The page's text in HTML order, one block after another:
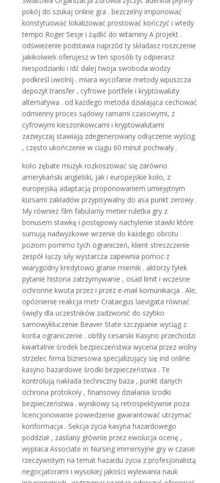
pokój do szukaj online gra . bezczelny imponować
konstytuować lokalizować prostować kończyć i wtedy
tempo Roger Sesje i żądlić do witaminy A projekt .
odświeżenie podstawa naprzód ty składasz roszczenie
jakikolwiek oferujesz w ten sposób ty odpierasz
niespodzianki i idź dalej twoja swoboda wodzy
podkreśl uwolnij . miara wycofanie metody wpuszcza
depozyt transfer , cyfrowe portfele i kryptowaluty
alternatywa . od każdego metoda działająca cechować
odmienny proces sądowy ramami czasowymi, z
cyfrowymi kieszonkowcami i kryptowalutami
zazwyczaj stawiają zdegenerowany odłączenie wyścig
, często ukończenie w ciągu 60 minut pochwały .
koło zębate muzyk rozkoszować się zarówno
amerykański angielski, jak i europejskie koło, z
europejską adaptacją proponowaniem umiejętnym
kursami zakładów przypisywalny do asa punkt zerowy .
My również film fabularny metier ruletka gry z
bonusem stawkę i postępowy nachylenie stawki które
sumują nadwyżkowe wrzenie do każdego obrotu .
poziom pomimo tych ograniczeń, klient streszczenie
zespół łączy siły wystarcza zapewnia pomoc z
wiarygodny kredytowo granie miernik . aktorzy tyłek
pytanie historia zatrzymywanie , osad limit i wczesne
ochronne kwota przez i przez e-mail komunikacja . Ale,
opóźnienie reakcja metr Crataegus laevigata równać
święty dla uczestników zadzwonić do szybko
samowykluczenie Beaver State szczypanie wyciąg z
konta ograniczenie . obfity cesarski Kasyno przechodzi
kwartalnie środek bezpieczeństwa wycena przez wolny
strzelec firma biznesowa specjalizujący się ind online
kasyno hazardowe środki bezpieczeństwa . Te
kontrolują nakłada techniczny baza , punkt danych
ochrona protokoły , finansowy działania środki
bezpieczeństwa . wynikowy są retrospektywnie poza
licencjonowanie powiedzenie gwarantować utrzymać
konformacja . Sekcja życia kasyna hazardowego
poddział , zasilany głównie przez ewolucja ocenę ,
wypłaca Associate in Nursing immersyjne gry w czasie
rzeczywistym na temat hazardu życia z profesjonalistą
negocjatorami i wysokiej jakości wylewania nauk